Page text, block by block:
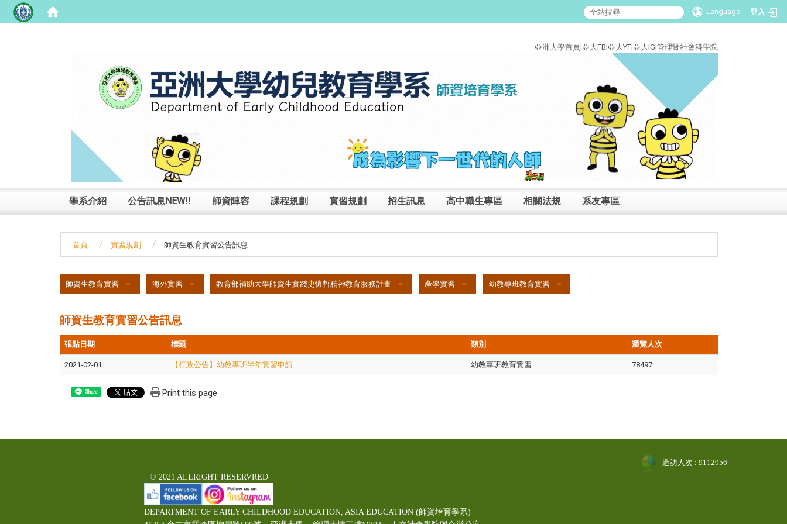
Language 登入
亞洲大學首頁|亞大FB|亞大YT|亞大IG|管理暨社會科學院
學系介紹 公告訊息NEW!! 師資陣容 課程規劃 實習規劃 招生訊息 高中職生專區 相關法規 系友專區
首頁 實習規劃 師資生教育實習公告訊息
師資生教育實習 海外實習 教育部補助大學師資生實踐史懷哲精神教育服務計畫 產學實習 幼教專班教育實習
師資生教育實習公告訊息
張貼日期 標題 類別 瀏覽人次
2021-02-01 【行政公告】 幼教專班半年實習申請 幼教專班教育實習 78497
Share Print this page
© 2021 ALLRIGHT RESERVRED
DEPARTMENT OF EARLY CHILDHOOD EDUCATION, ASIA EDUCATION (師資培育學系)
造訪人次 : 9112956